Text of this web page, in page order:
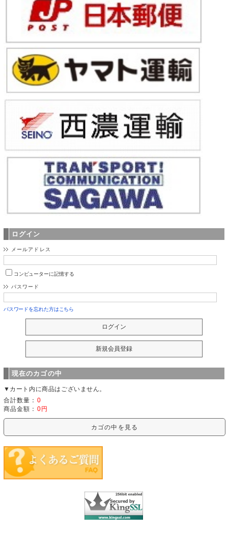
ログイン
メールアドレス
コンピューターに記憶する
パスワード
パスワードを忘れた方はこちら
現在のカゴの中
▼カート内に商品はございません。
合計数量： 0
商品金額： 0円
カゴの中を見る